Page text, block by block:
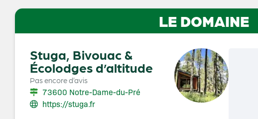
LE DOMAINE
Stuga, Bivouac &
Écolodges d’altitude
Pas encore d’avis
73600 Notre-Dame-du-Pré
https://stuga.fr